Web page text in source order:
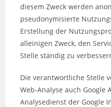
diesem Zweck werden
pseudonymisierte
Erstellung der
alleinigen Zweck, den
Stelle ständig zu
Die verantwortliche Stelle
Web-Analyse auch Google
Analysedienst der Google